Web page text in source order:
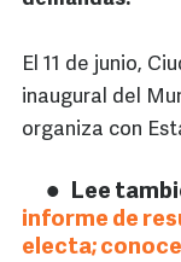
El 11 de junio,
inaugural del
organiza con
Lee
informe de
electa;